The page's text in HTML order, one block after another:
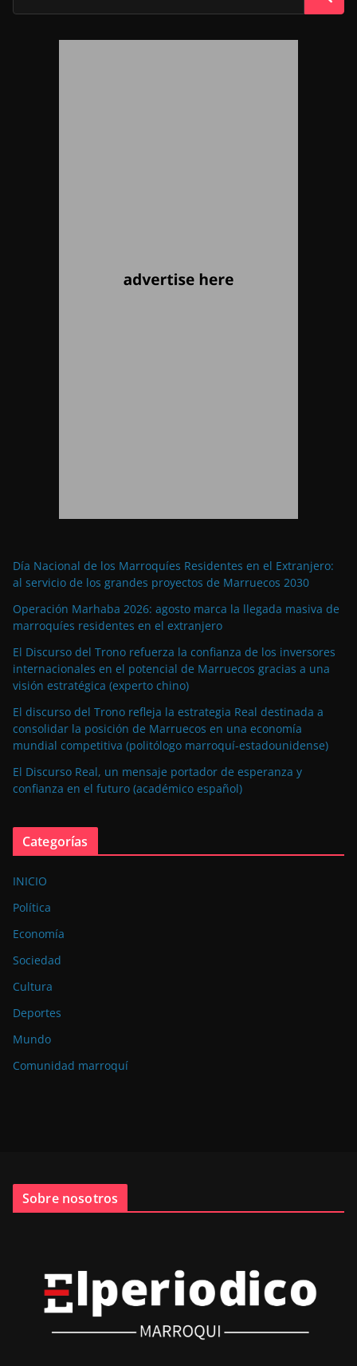
Día Nacional de los Marroquíes Residentes en el Extranjero:
al servicio de los grandes proyectos de Marruecos 2030
Operación Marhaba 2026: agosto marca la llegada masiva de
marroquíes residentes en el extranjero
El Discurso del Trono refuerza la confianza de los inversores
internacionales en el potencial de Marruecos gracias a una
visión estratégica (experto chino)
El discurso del Trono refleja la estrategia Real destinada a
consolidar la posición de Marruecos en una economía
mundial competitiva (politólogo marroquí-estadounidense)
El Discurso Real, un mensaje portador de esperanza y
confianza en el futuro (académico español)
Categorías
INICIO
Política
Economía
Sociedad
Cultura
Deportes
Mundo
Comunidad marroquí
Sobre nosotros